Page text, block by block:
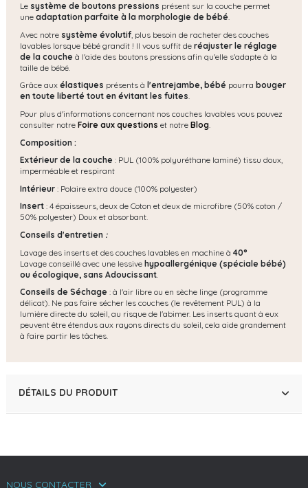
Le système de boutons pressions présent sur la couche permet
une adaptation parfaite à la morphologie de bébé.
Avec notre système évolutif , plus besoin de racheter des couches
lavables lorsque bébé grandit ! Il vous suffit de réajuster le réglage
de la couche à l'aide des boutons pressions afin qu'elle s'adapte à la
taille de bébé.
Grâce aux élastiques présents à l'entrejambe, bébé pourra bouger
en toute liberté tout en évitant les fuites.
Pour plus d'informations concernant nos couches lavables vous pouvez
consulter notre Foire aux questions et notre Blog.
Composition :
Extérieur de la couche : PUL (100% polyuréthane laminé) tissu doux,
imperméable et respirant
Intérieur : Polaire extra douce (100% polyester)
Insert : 4 épaisseurs, deux de Coton et deux de microfibre (50% coton /
50% polyester) Doux et absorbant.
Conseils d'entretien :
Lavage des inserts et des couches lavables en machine à 40°
Lavage conseillé avec une lessive hypoallergénique (spéciale bébé)
ou écologique, sans Adoucissant
Conseils de Séchage : à l'air libre ou en sèche linge (programme
délicat). Ne pas faire sécher les couches (le revêtement PUL) à la
lumière directe du soleil, au risque de l'abimer. Les inserts quant à eux
peuvent être étendus aux rayons directs du soleil, cela aide grandement
à faire partir les tâches.
DÉTAILS DU PRODUIT
NOUS CONTACTER